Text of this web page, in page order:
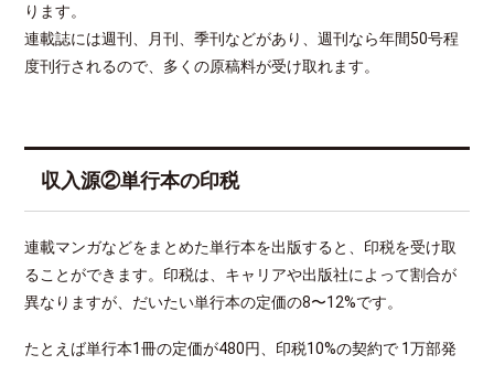
ります。
連載誌には週刊、月刊、季刊などがあり、週刊なら年間50号程
度刊行されるので、多くの原稿料が受け取れます。
収入源②単行本の印税
連載マンガなどをまとめた単行本を出版すると、印税を受け取
ることができます。印税は、キャリアや出版社によって割合が
異なりますが、だいたい単行本の定価の8〜12%です。
たとえば単行本1冊の定価が480円、印税10%の契約で 1万部発